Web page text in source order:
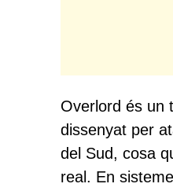
Overlord és un
dissenyat per
del Sud, cosa
real. En